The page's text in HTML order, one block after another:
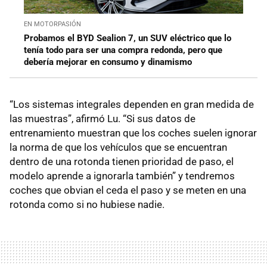
EN MOTORPASIÓN
Probamos el BYD Sealion 7, un SUV eléctrico que lo
tenía todo para ser una compra redonda, pero que
debería mejorar en consumo y dinamismo
“Los sistemas integrales dependen en gran medida de
las muestras”, afirmó Lu. “Si sus datos de
entrenamiento muestran que los coches suelen ignorar
la norma de que los vehículos que se encuentran
dentro de una rotonda tienen prioridad de paso, el
modelo aprende a ignorarla también” y tendremos
coches que obvian el ceda el paso y se meten en una
rotonda como si no hubiese nadie.